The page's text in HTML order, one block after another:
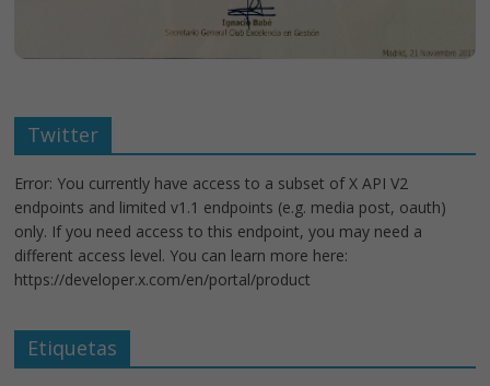
Twitter
Error: You currently have access to a subset of X API V2
endpoints and limited v1.1 endpoints (e.g. media post, oauth)
only. If you need access to this endpoint, you may need a
different access level. You can learn more here:
https://developer.x.com/en/portal/product
Etiquetas